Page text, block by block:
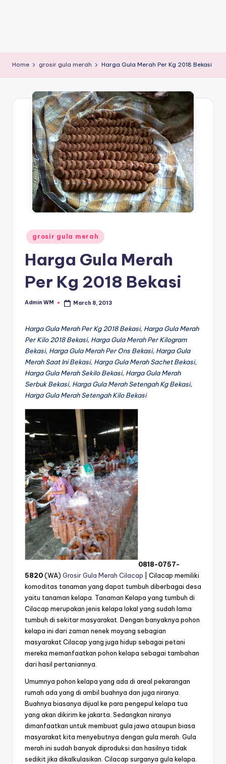
Home grosir gula merah Harga Gula Merah Per Kg 2018 Bekasi
Posted
in
grosir gula merah
Harga Gula Merah
Per Kg 2018 Bekasi
Posted
Admin WM March 8, 2013
Harga Gula Merah Per Kg 2018 Bekasi, Harga Gula Merah
Per Kilo 2018 Bekasi, Harga Gula Merah Per Kilogram
Bekasi, Harga Gula Merah Per Ons Bekasi, Harga Gula
Merah Saat Ini Bekasi, Harga Gula Merah Sachet Bekasi,
Harga Gula Merah Sekilo Bekasi, Harga Gula Merah
Serbuk Bekasi, Harga Gula Merah Setengah Kg Bekasi,
Harga Gula Merah Setengah Kilo Bekasi
0818-0757-
5820(WA) Grosir Gula Merah Cilacap | Cilacap memiliki
komoditas tanaman yang dapat tumbuh diberbagai desa
yaitu tanaman kelapa. Tanaman Kelapa yang tumbuh di
Cilacap merupakan jenis kelapa lokal yang sudah lama
tumbuh di sekitar masyarakat. Dengan banyaknya pohon
kelapa ini dari zaman nenek moyang sebagian
masyarakat Cilacap yang juga hidup sebagai petani
mereka memanfaatkan pohon kelapa sebagai tambahan
dari hasil pertaniannya.
Umumnya pohon kelapa yang ada di areal pekarangan
rumah ada yang di ambil buahnya dan juga niranya.
Buahnya biasanya dijual ke para pengepul kelapa tua
yang akan dikirim ke jakarta. Sedangkan niranya
dimanfaatkan untuk membuat gula jawa ataupun biasa
masyarakat kita menyebutnya dengan gula merah. Gula
merah ini sudah banyak diproduksi dan hasilnya tidak
sedikit jika dikalkulasikan. Cilacap surganya gula kelapa.